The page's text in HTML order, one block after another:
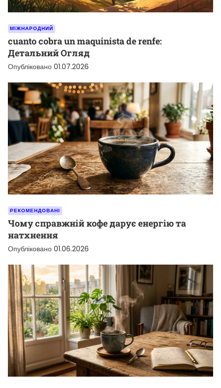
МІЖНАРОДНИЙ
cuanto cobra un maquinista de renfe:
Детальний Огляд
Опубліковано 01.07.2026
РЕКОМЕНДОВАНІ
Чому справжній кофе дарує енергію та
натхнення
Опубліковано 01.06.2026